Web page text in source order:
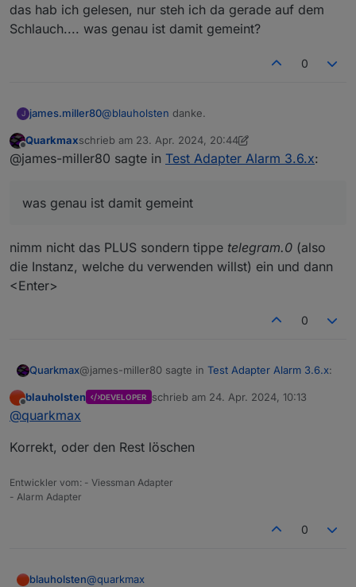
das hab ich gelesen, nur steh ich da gerade auf dem
Schlauch.... was genau ist damit gemeint?
0
J james.miller80@blauholsten danke.
das hab ich gelesen, nur steh ich da gerade auf
dem Schlauch.... was genau ist damit gemeint?
Offline
Quarkmaxschrieb am 23. Apr. 2024, 20:44
zuletzt editiert von Quarkmax
@james-miller80 sagte in Test Adapter Alarm 3.6.x:
was genau ist damit gemeint
nimm nicht das PLUS sondern tippe telegram.0 (also
die Instanz, welche du verwenden willst) ein und dann
<Enter>
0
Quarkmax@james-miller80 sagte in Test Adapter Alarm 3.6.x:
nimm nicht das PLUS sondern tippe
dann <Enter>
Offline
blauholsten DEVELOPER schrieb am 24. Apr. 2024, 10:13
zuletzt editiert von
@quarkmax
Korrekt, oder den Rest löschen
Entwickler vom: - Viessman Adapter
- Alarm Adapter
0
blauholsten@quarkmax